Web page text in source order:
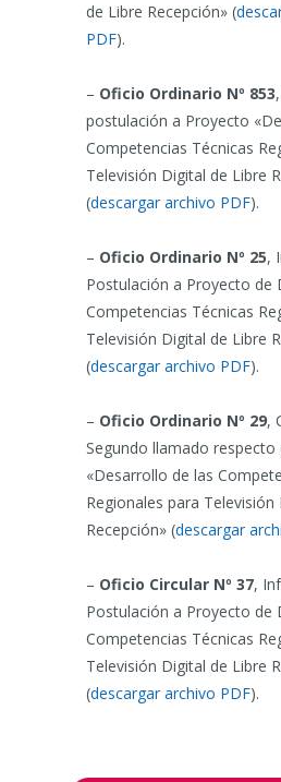
de Libre Recepción» (
PDF).
– Oficio Ordinario Nº 853
postulación a Proyecto
Competencias Técnicas
Televisión Digital de Libre
(descargar archivo PDF).
– Oficio Ordinario Nº 25,
Postulación a Proyecto de
Competencias Técnicas
Televisión Digital de Libre
(descargar archivo PDF).
– Oficio Ordinario Nº 29,
Segundo llamado respecto
«Desarrollo de las
Regionales para Televisión
Recepción» (descargar
– Oficio Circular Nº 37,
Postulación a Proyecto de
Competencias Técnicas
Televisión Digital de Libre
(descargar archivo PDF).